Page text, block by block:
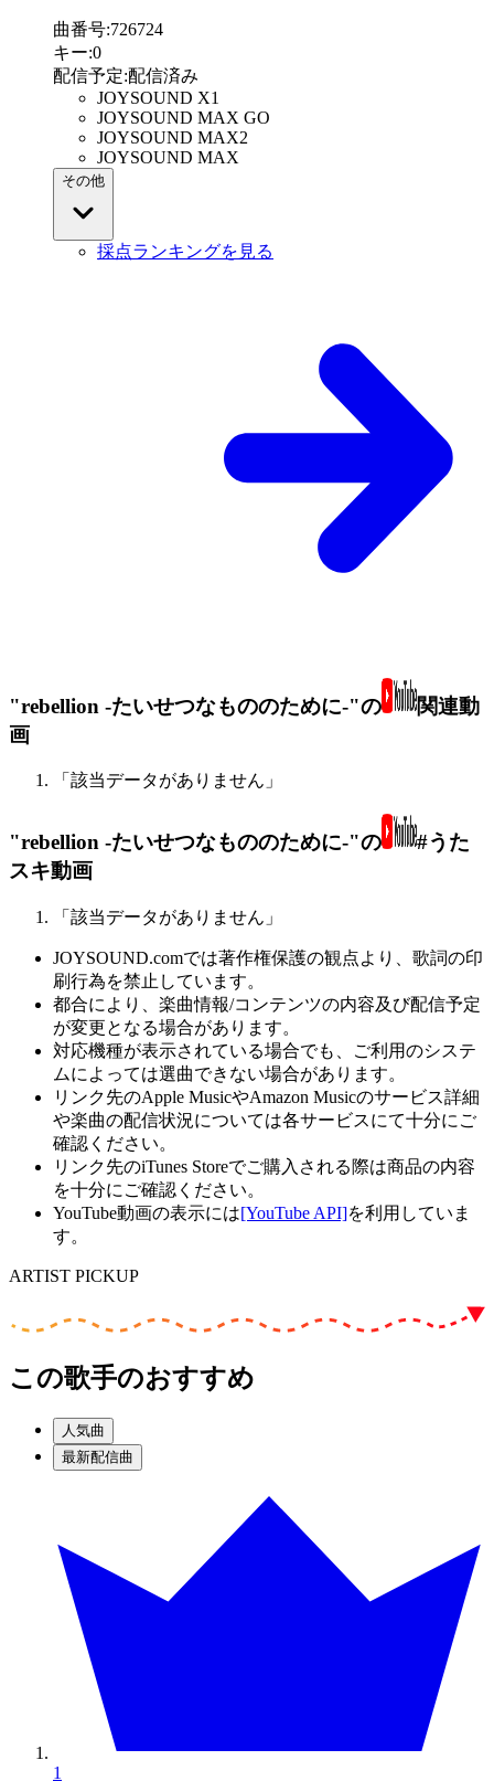
曲番号:726724
キー:0
配信予定:配信済み
JOYSOUND X1
JOYSOUND MAX GO
JOYSOUND MAX2
JOYSOUND MAX
その他
採点ランキングを見る
"rebellion -たいせつなもののために-"の
関連動
画
「該当データがありません」
"rebellion -たいせつなもののために-"の
#うた
スキ動画
「該当データがありません」
JOYSOUND.comでは著作権保護の観点より、歌詞の印
刷行為を禁止しています。
都合により、楽曲情報/コンテンツの内容及び配信予定
が変更となる場合があります。
対応機種が表示されている場合でも、ご利用のシステ
ムによっては選曲できない場合があります。
リンク先のApple MusicやAmazon Musicのサービス詳細
や楽曲の配信状況については各サービスにて十分にご
確認ください。
リンク先のiTunes Storeでご購入される際は商品の内容
を十分にご確認ください。
YouTube動画の表示には[YouTube API]を利用していま
す。
ARTIST PICKUP
この歌手のおすすめ
人気曲
最新配信曲
1